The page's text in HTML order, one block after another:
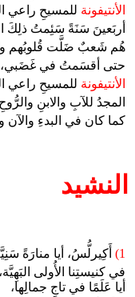
الأنتيفونة للمسيحِ راعي
أربَعينَ سَنَةً سَئِمتُ ذلِكَ
هُم شَعبٌ ضَلَّت قُلوبُهم
حتى أقسَمتُ في غَضَبي،
الأنتيفونة للمسيحِ راعي
المجدُ للآبِ والابنِ
كما كان في البدءِ والآن
النشيد
1)
أَكِيرلُّسُ، أيا منارَةً
في كنيستِنا الأُولى البَهِيَّة،
أيا عَلَمًا في تاجِ جمالِها،